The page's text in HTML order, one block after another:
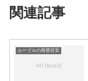
関連記事
ルーブルの両替目安